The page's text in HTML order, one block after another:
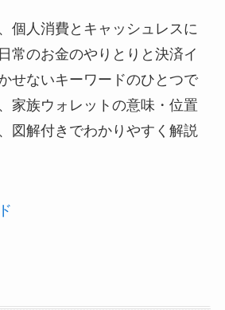
個人消費とキャッシュレスに
常のお金のやりとりと決済イ
せないキーワードのひとつで
家族ウォレットの意味・位置
図解付きでわかりやすく解説